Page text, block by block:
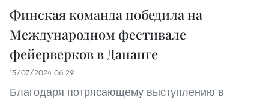
Финская команда победила на
Международном фестивале
фейерверков в Дананге
15/07/2024 06:29
Благодаря потрясающему выступлению в